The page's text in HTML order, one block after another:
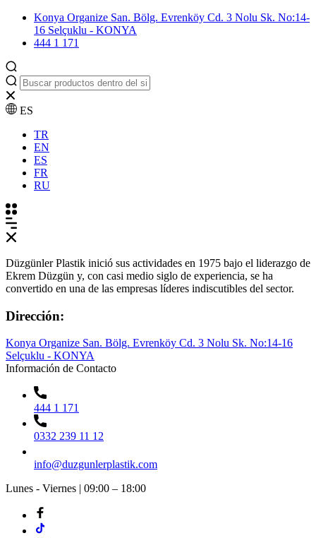
Konya Organize San. Bölg. Evrenköy Cd. 3 Nolu Sk. No:14-
16 Selçuklu - KONYA
444 1 171
ES
TR
EN
ES
FR
RU
Düzgünler Plastik inició sus actividades en 1975 bajo el liderazgo de
Ekrem Düzgün y, con casi medio siglo de experiencia, se ha
convertido en una de las empresas líderes indiscutibles del sector.
Dirección:
Konya Organize San. Bölg. Evrenköy Cd. 3 Nolu Sk. No:14-16
Selçuklu - KONYA
Información de Contacto
444 1 171
0332 239 11 12
info@duzgunlerplastik.com
Lunes - Viernes | 09:00 – 18:00